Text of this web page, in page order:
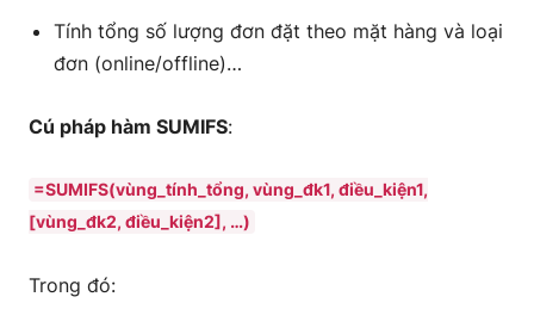
Tính tổng số lượng đơn đặt theo mặt hàng và loại
đơn (online/offline)…
Cú pháp hàm SUMIFS:
=SUMIFS(vùng_tính_tổng, vùng_đk1, điều_kiện1,
[vùng_đk2, điều_kiện2], …)
Trong đó: